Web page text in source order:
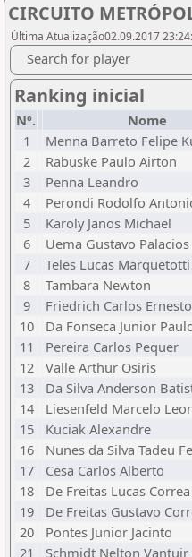
CIRCUITO
Última Atualização02.09.2017
Search for player
Ranking inicial
Nº. Nome
1
Menna Barreto Felipe
2
Rabuske Paulo Airton
3
Penna Leandro
4
Perondi Rodolfo
5
Karoly Janos Michael
6
Uema Gustavo
7
Teles Lucas Marquetotti
8
Tambara Newton
9
Friedrich Carlos
10
Da Fonseca Junior
11
Pereira Carlos Pequer
12
Valle Arthur Osiris
13
Da Silva Anderson
14
Liesenfeld Marcelo
15
Kuciak Alexandre
16
Nunes da Silva Tadeu
17
Cesa Carlos Alberto
18
De Freitas Lucas Correa
19
De Freitas Gustavo
20
Pontes Junior Jacinto
21
Schmidt Nelton Vantuir